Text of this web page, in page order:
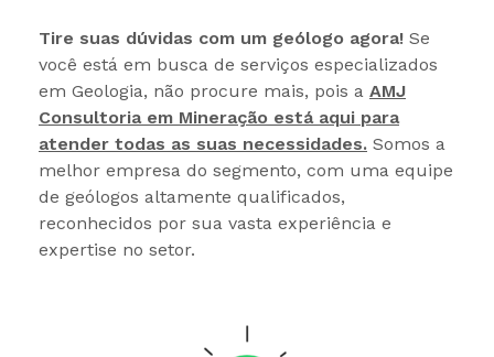
Tire suas dúvidas com um geólogo agora! Se
você está em busca de serviços especializados
em Geologia, não procure mais, pois a AMJ
Consultoria em Mineração está aqui para
atender todas as suas necessidades. Somos a
melhor empresa do segmento, com uma equipe
de geólogos altamente qualificados,
reconhecidos por sua vasta experiência e
expertise no setor.